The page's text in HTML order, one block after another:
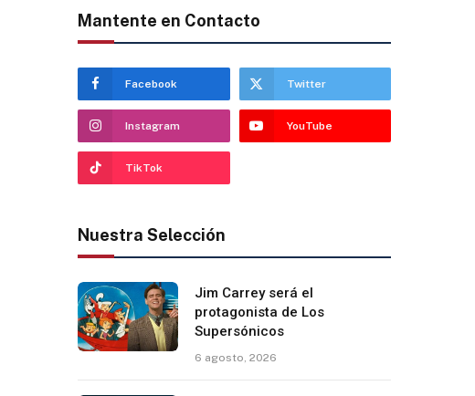
Mantente en Contacto
Facebook Twitter
Instagram YouTube
TikTok
Nuestra Selección
Jim Carrey será el
protagonista de Los
Supersónicos
6 agosto, 2026